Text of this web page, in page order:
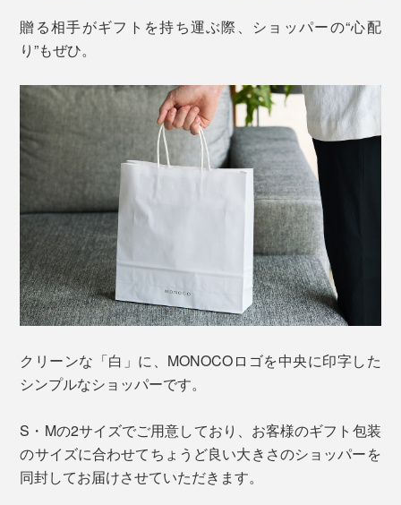
贈る相手がギフトを持ち運ぶ際、ショッパーの“心配
り”もぜひ。
クリーンな「白」に、MONOCOロゴを中央に印字した
シンプルなショッパーです。
S・Mの2サイズでご用意しており、お客様のギフト包装
のサイズに合わせてちょうど良い大きさのショッパーを
同封してお届けさせていただきます。